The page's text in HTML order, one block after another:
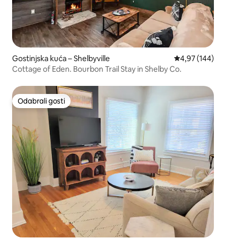
Gostinjska kuća – Shelbyville Prosječna
4,97 (144)
Cottage of Eden. Bourbon Trail Stay in Shelby Co.
Odabrali gosti
Odabrali gosti